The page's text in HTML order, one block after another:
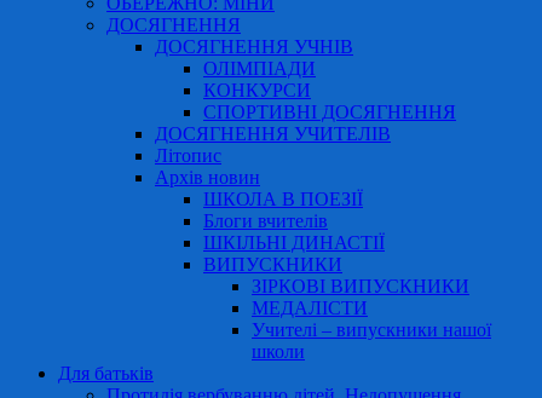
ДОСЯГНЕННЯ
ДОСЯГНЕННЯ УЧНІВ
ОЛІМПІАДИ
КОНКУРСИ
СПОРТИВНІ ДОСЯГНЕННЯ
ДОСЯГНЕННЯ УЧИТЕЛІВ
Літопис
Архів новин
ШКОЛА В ПОЕЗІЇ
Блоги вчителів
ШКІЛЬНІ ДИНАСТІЇ
ВИПУСКНИКИ
ЗІРКОВІ ВИПУСКНИКИ
МЕДАЛІСТИ
Учителі – випускники нашої
школи
Для батьків